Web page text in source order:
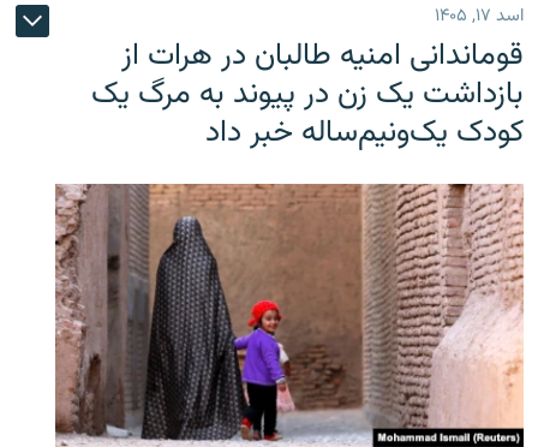
اسد ۱۷, ۱۴۰۵
قوماندانی امنیه طالبان در هرات از
بازداشت یک زن در پیوند به مرگ یک
کودک یک‌ونیم‌ساله خبر داد